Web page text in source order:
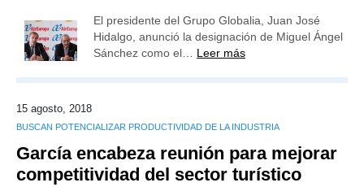
El presidente del Grupo Globalia, Juan José
Hidalgo, anunció la designación de Miguel Ángel
Sánchez como el… Leer más
15 agosto, 2018
BUSCAN POTENCIALIZAR PRODUCTIVIDAD DE LA INDUSTRIA
García encabeza reunión para mejorar
competitividad del sector turístico